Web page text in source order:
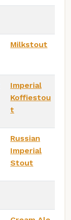
Milkstout
Imperial
Koffiestou
t
Russian
Imperial
Stout